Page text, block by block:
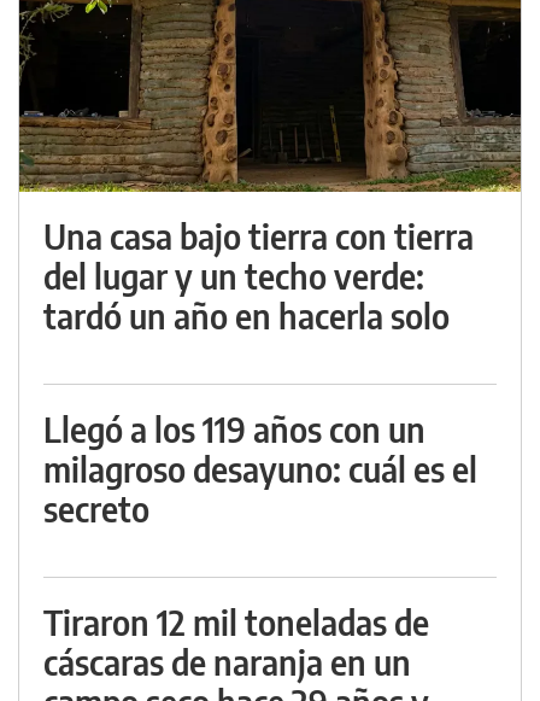
Una casa bajo tierra con tierra
del lugar y un techo verde:
tardó un año en hacerla solo
Llegó a los 119 años con un
milagroso desayuno: cuál es el
secreto
Tiraron 12 mil toneladas de
cáscaras de naranja en un